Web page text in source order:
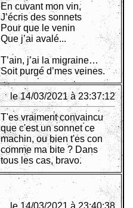
En cuvant mon vin,
J’écris des sonnets
Pour que le venin
Que j’ai avalé...
T’ain, j’ai la migraine…
Soit purgé d’mes veines.
le 14/03/2021 à 23:37:12
T'es vraiment convaincu
que c'est un sonnet ce
machin, ou bien t'es con
comme ma bite ? Dans
tous les cas, bravo.
le 14/03/2021 à 23:40:38